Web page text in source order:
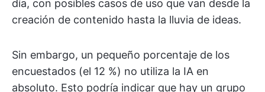
día, con posibles casos de uso que van desde la
creación de contenido hasta la lluvia de ideas.
Sin embargo, un pequeño porcentaje de los
encuestados (el 12 %) no utiliza la IA en
absoluto. Esto podría indicar que hay un grupo